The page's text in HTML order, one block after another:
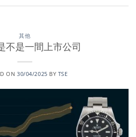
其他
不是一間上市公司
ON30/04/2025 BY TSE